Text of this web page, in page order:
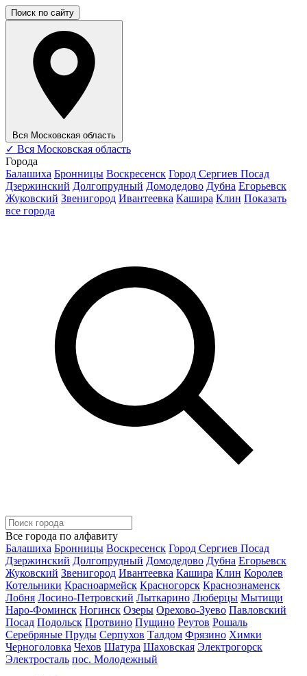
Поиск по сайту
Вся Московская область
✓ Вся Московская область
Города
Балашиха Бронницы Воскресенск Город Сергиев Посад
Дзержинский Долгопрудный Домодедово Дубна Егорьевск
Жуковский Звенигород Ивантеевка Кашира Клин Показать
все города
Все города по алфавиту
Балашиха Бронницы Воскресенск Город Сергиев Посад
Дзержинский Долгопрудный Домодедово Дубна Егорьевск
Жуковский Звенигород Ивантеевка Кашира Клин Королев
Котельники Красноармейск Красногорск Краснознаменск
Лобня Лосино-Петровский Лыткарино Люберцы Мытищи
Наро-Фоминск Ногинск Озеры Орехово-Зуево Павловский
Посад Подольск Протвино Пущино Реутов Рошаль
Серебряные Пруды Серпухов Талдом Фрязино Химки
Черноголовка Чехов Шатура Шаховская Электрогорск
Электросталь пос. Молодежный